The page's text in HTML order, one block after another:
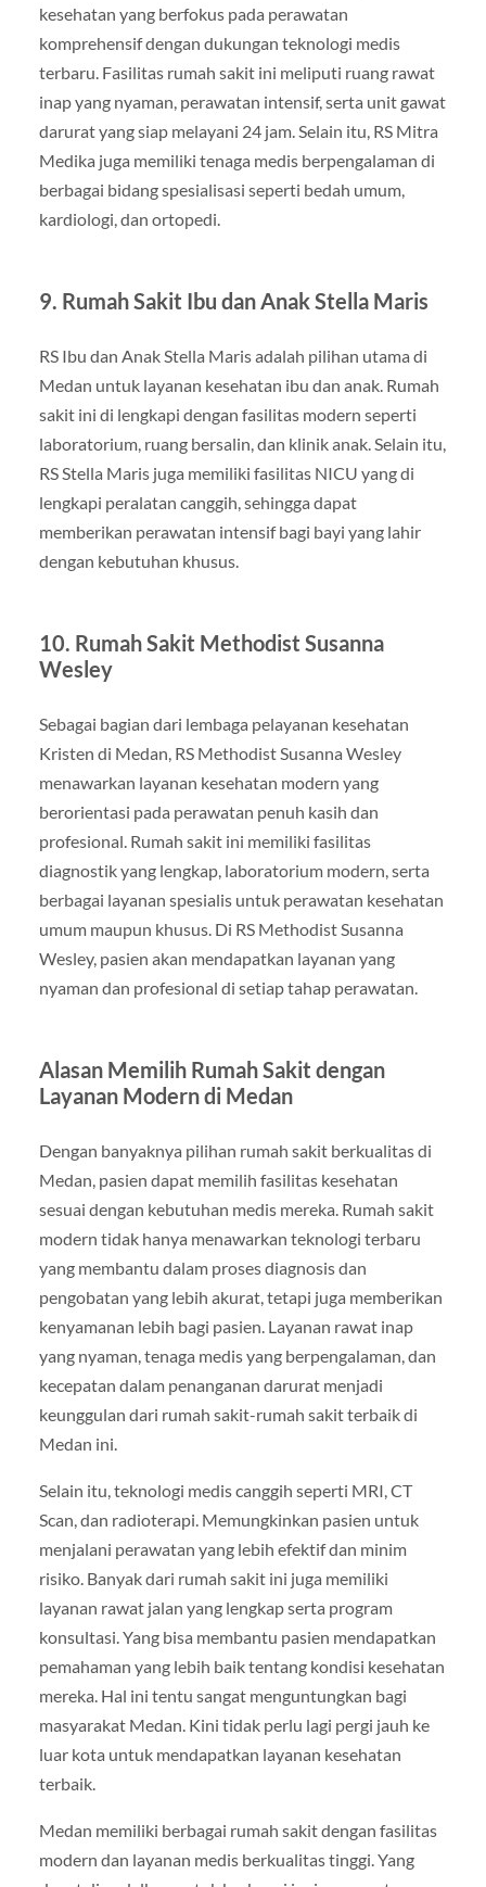
kesehatan yang berfokus pada perawatan
komprehensif dengan dukungan teknologi medis
terbaru. Fasilitas rumah sakit ini meliputi ruang rawat
inap yang nyaman, perawatan intensif, serta unit gawat
darurat yang siap melayani 24 jam. Selain itu, RS Mitra
Medika juga memiliki tenaga medis berpengalaman di
berbagai bidang spesialisasi seperti bedah umum,
kardiologi, dan ortopedi.
9. Rumah Sakit Ibu dan Anak Stella Maris
RS Ibu dan Anak Stella Maris adalah pilihan utama di
Medan untuk layanan kesehatan ibu dan anak. Rumah
sakit ini di lengkapi dengan fasilitas modern seperti
laboratorium, ruang bersalin, dan klinik anak. Selain itu,
RS Stella Maris juga memiliki fasilitas NICU yang di
lengkapi peralatan canggih, sehingga dapat
memberikan perawatan intensif bagi bayi yang lahir
dengan kebutuhan khusus.
10. Rumah Sakit Methodist Susanna
Wesley
Sebagai bagian dari lembaga pelayanan kesehatan
Kristen di Medan, RS Methodist Susanna Wesley
menawarkan layanan kesehatan modern yang
berorientasi pada perawatan penuh kasih dan
profesional. Rumah sakit ini memiliki fasilitas
diagnostik yang lengkap, laboratorium modern, serta
berbagai layanan spesialis untuk perawatan kesehatan
umum maupun khusus. Di RS Methodist Susanna
Wesley, pasien akan mendapatkan layanan yang
nyaman dan profesional di setiap tahap perawatan.
Alasan Memilih Rumah Sakit dengan
Layanan Modern di Medan
Dengan banyaknya pilihan rumah sakit berkualitas di
Medan, pasien dapat memilih fasilitas kesehatan
sesuai dengan kebutuhan medis mereka. Rumah sakit
modern tidak hanya menawarkan teknologi terbaru
yang membantu dalam proses diagnosis dan
pengobatan yang lebih akurat, tetapi juga memberikan
kenyamanan lebih bagi pasien. Layanan rawat inap
yang nyaman, tenaga medis yang berpengalaman, dan
kecepatan dalam penanganan darurat menjadi
keunggulan dari rumah sakit-rumah sakit terbaik di
Medan ini.
Selain itu, teknologi medis canggih seperti MRI, CT
Scan, dan radioterapi. Memungkinkan pasien untuk
menjalani perawatan yang lebih efektif dan minim
risiko. Banyak dari rumah sakit ini juga memiliki
layanan rawat jalan yang lengkap serta program
konsultasi. Yang bisa membantu pasien mendapatkan
pemahaman yang lebih baik tentang kondisi kesehatan
mereka. Hal ini tentu sangat menguntungkan bagi
masyarakat Medan. Kini tidak perlu lagi pergi jauh ke
luar kota untuk mendapatkan layanan kesehatan
terbaik.
Medan memiliki berbagai rumah sakit dengan fasilitas
modern dan layanan medis berkualitas tinggi. Yang